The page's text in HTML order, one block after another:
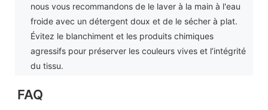
nous vous recommandons de le laver à la main à l'eau
froide avec un détergent doux et de le sécher à plat.
Évitez le blanchiment et les produits chimiques
agressifs pour préserver les couleurs vives et l’intégrité
du tissu.
FAQ